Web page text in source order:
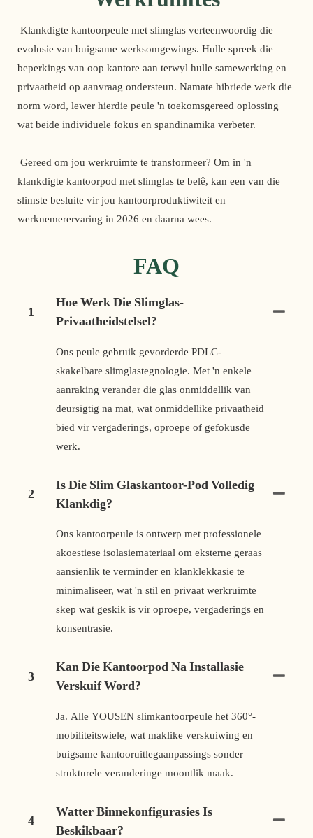
evolusie van buigsame werksomgewings. Hulle spreek die
beperkings van oop kantore aan terwyl hulle samewerking en
privaatheid op aanvraag ondersteun. Namate hibriede werk die
norm word, lewer hierdie peule 'n toekomsgereed oplossing
wat beide individuele fokus en spandinamika verbeter.
klankdigte kantoorpod met slimglas te belê, kan een van die
slimste besluite vir jou kantoorproduktiwiteit en
werknemerervaring in 2026 en daarna wees.
FAQ
1
Hoe Werk Die Slimglas-
Privaatheidstelsel?
Ons peule gebruik gevorderde PDLC-
skakelbare slimglastegnologie. Met 'n enkele
aanraking verander die glas onmiddellik van
deursigtig na mat, wat onmiddellike privaatheid
bied vir vergaderings, oproepe of gefokusde
werk.
2
Is Die Slim Glaskantoor-Pod Volledig
Klankdig?
Ons kantoorpeule is ontwerp met professionele
akoestiese isolasiemateriaal om eksterne geraas
aansienlik te verminder en klanklekkasie te
minimaliseer, wat 'n stil en privaat werkruimte
skep wat geskik is vir oproepe, vergaderings en
konsentrasie.
3
Kan Die Kantoorpod Na Installasie
Verskuif Word?
Ja. Alle YOUSEN slimkantoorpeule het 360°-
mobiliteitswiele, wat maklike verskuiwing en
buigsame kantooruitlegaanpassings sonder
strukturele veranderinge moontlik maak.
4
Watter Binnekonfigurasies Is
Beskikbaar?